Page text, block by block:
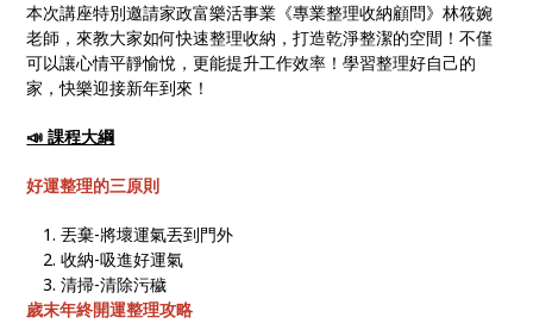
本次講座特別邀請家政富樂活事業《專業整理收納顧問》林筱婉
老師，來教大家如何快速整理收納，打造乾淨整潔的空間！不僅
可以讓心情平靜愉悅，更能提升工作效率！學習整理好自己的
家，快樂迎接新年到來！
📣 課程大綱
好運整理的三原則
丟棄-將壞運氣丟到門外
收納-吸進好運氣
清掃-清除污穢
歲末年終開運整理攻略